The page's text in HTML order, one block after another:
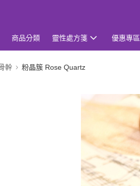
商品分類 靈性處方箋 優惠專區
幹 粉晶簇 Rose Quartz